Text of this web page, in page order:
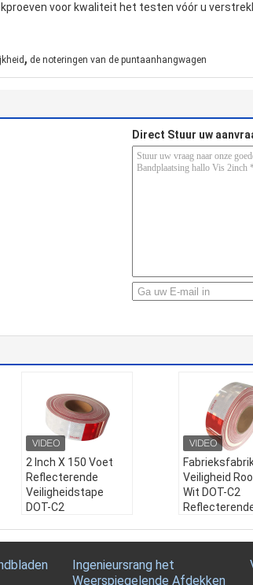
voor kwaliteit het testen vóór u
, de noteringen van de puntaanhangwagen
Direct Stuur uw
2 Inch X 150 Voet
Reflecterende
Veiligheidstape
DOT-C2
Conspicuity Tape
voor Trailer,
Veiligheid
Wit DOT-C2
kant Veiligheid
Ingenieursrang het
Weerspiegelende Afdekken